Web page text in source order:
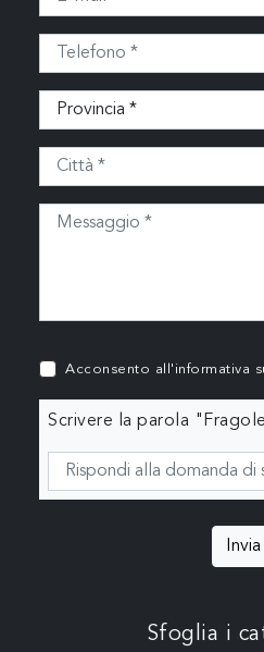
Acconsento all'informativa
Scrivere la parola
Invia
Sfoglia i